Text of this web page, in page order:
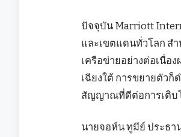
ปัจจุบัน Marriott
และเขตแดนทั่วโลก ส
เครือข่ายอย่างต่อเนื่อ
เฉียงใต้ การขยายตัวก็
สัญญาณที่ดีต่อการเติบ
นายจอห์น ทูมีย์ ประธา